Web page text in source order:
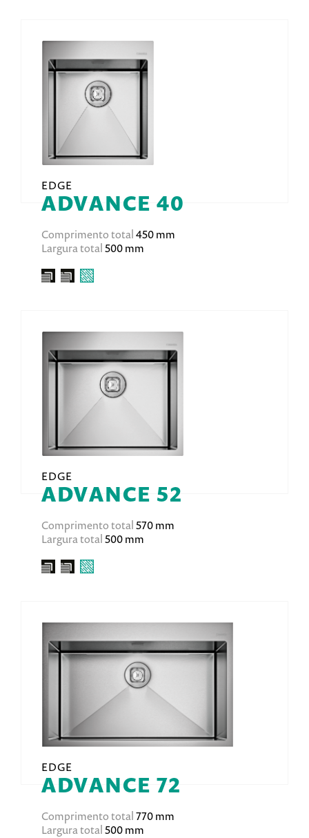
EDGE
ADVANCE 40
Comprimento total450 mm
Largura total500 mm
EDGE
ADVANCE 52
Comprimento total570 mm
Largura total500 mm
EDGE
ADVANCE 72
Comprimento total770 mm
Largura total500 mm